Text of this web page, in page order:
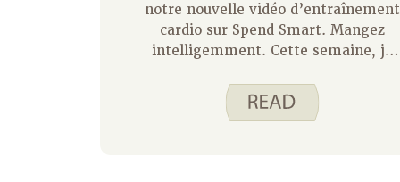
notre nouvelle vidéo d’entraînement
cardio sur Spend Smart. Mangez
intelligemment. Cette semaine, je
entraînements du haut et du bas du
corps dirigés par des athlètes de